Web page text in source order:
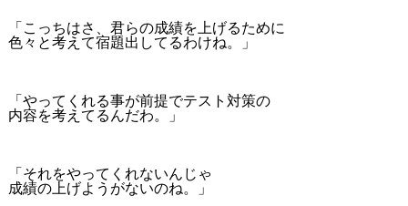
「こっちはさ、君らの成績を上げるために
色々と考えて宿題出してるわけね。」
「やってくれる事が前提でテスト対策の
内容を考えてるんだわ。」
「それをやってくれないんじゃ
成績の上げようがないのね。」